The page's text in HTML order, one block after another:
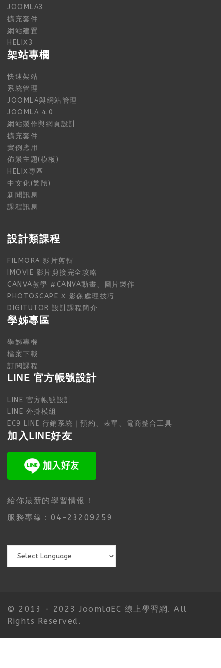
JOOMLA3
擴充套件
網站建置
HELIX3
架站專欄
快速架站
系統管理
JOOMLA與網站管理
JOOMLA 4.0
網站製作與網頁設計
擴充套件
實例應用
佈景主題(模板)
HELIX專區
中文化(繁體)
新聞訊息
課程訊息
設計類課程
FILMORA 影片剪輯
IMOVIE 影片剪接完全攻略
CANVA教學 #CANVA動畫、圖片製作
PHOTOSCAPE X 影像處理技巧
DIGITUTOR 設計課程簡介
學姊專區
學姊專欄
檔案下載
訂閱課程
LINE 官方帳號設計
LINE 官方帳號設計
LINE 外掛模組
EC9 LINE 行銷系統｜預約、表單、電商整合工具
加入LINE好友
給你最新的學習情報！
服務專線：04-23209259
© 2013 - 2023 JoomlaEC 線上學習網. All
Rights Reserved.